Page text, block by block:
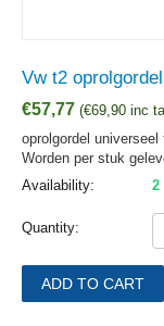
Vw t2
€57,77 (€69,90 inc
oprolgordel
Worden per stuk
Availability:
2
Quantity:
ADD TO CART